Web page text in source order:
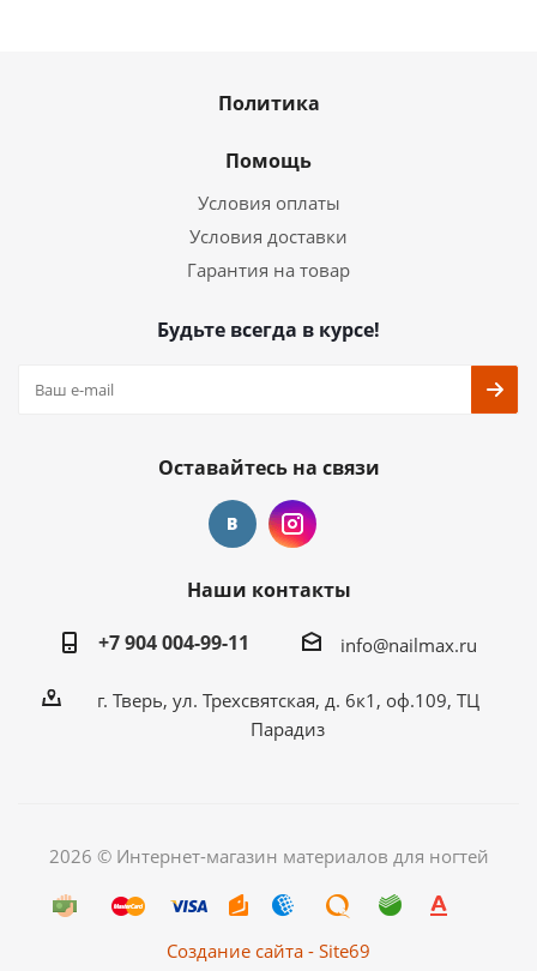
Политика
Помощь
Условия оплаты
Условия доставки
Гарантия на товар
Будьте всегда в курсе!
Оставайтесь на связи
Наши контакты
+7 904 004-99-11
info@nailmax.ru
г. Тверь, ул. Трехсвятская, д. 6к1, оф.109, ТЦ
Парадиз
2026 © Интернет-магазин материалов для ногтей
Создание сайта - Site69